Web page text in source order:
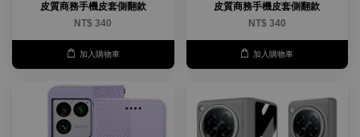
皮質商務手機皮套側翻款
NT$ 340
加入購物車
皮質商務手機皮套側翻款
NT$ 340
加入購物車